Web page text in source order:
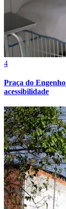
Athletico-PR
4
Praça do
acessibilidade